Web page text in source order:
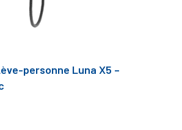
personne Luna X5 –